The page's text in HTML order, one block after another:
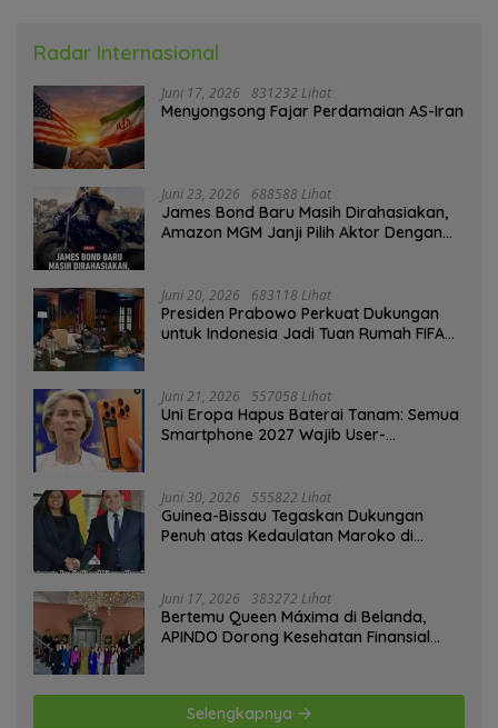
Radar Internasional
Juni 17, 2026 831232 Lihat
Menyongsong Fajar Perdamaian AS-Iran
Juni 23, 2026 688588 Lihat
James Bond Baru Masih Dirahasiakan,
Amazon MGM Janji Pilih Aktor Dengan
Juni 20, 2026 683118 Lihat
Presiden Prabowo Perkuat Dukungan
untuk Indonesia Jadi Tuan Rumah FIFA
Juni 21, 2026 557058 Lihat
Uni Eropa Hapus Baterai Tanam: Semua
Smartphone 2027 Wajib User-
Juni 30, 2026 555822 Lihat
Guinea-Bissau Tegaskan Dukungan
Penuh atas Kedaulatan Maroko di
Juni 17, 2026 383272 Lihat
Bertemu Queen Máxima di Belanda,
APINDO Dorong Kesehatan Finansial
Selengkapnya